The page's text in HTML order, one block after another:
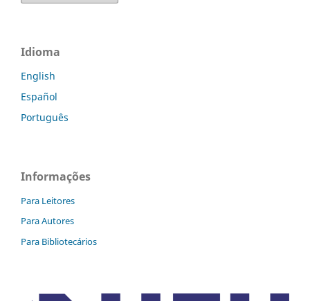
Idioma
English
Español
Português
Informações
Para Leitores
Para Autores
Para Bibliotecários